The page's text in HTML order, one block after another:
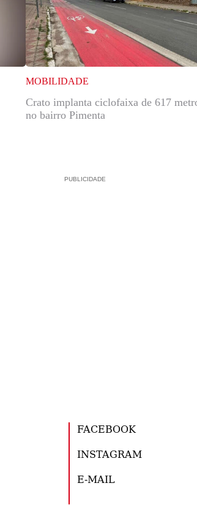
MOBILIDADE
Crato implanta ciclofaixa de 617
no bairro Pimenta
PUBLICIDADE
FACEBOOK
INSTAGRAM
E-MAIL